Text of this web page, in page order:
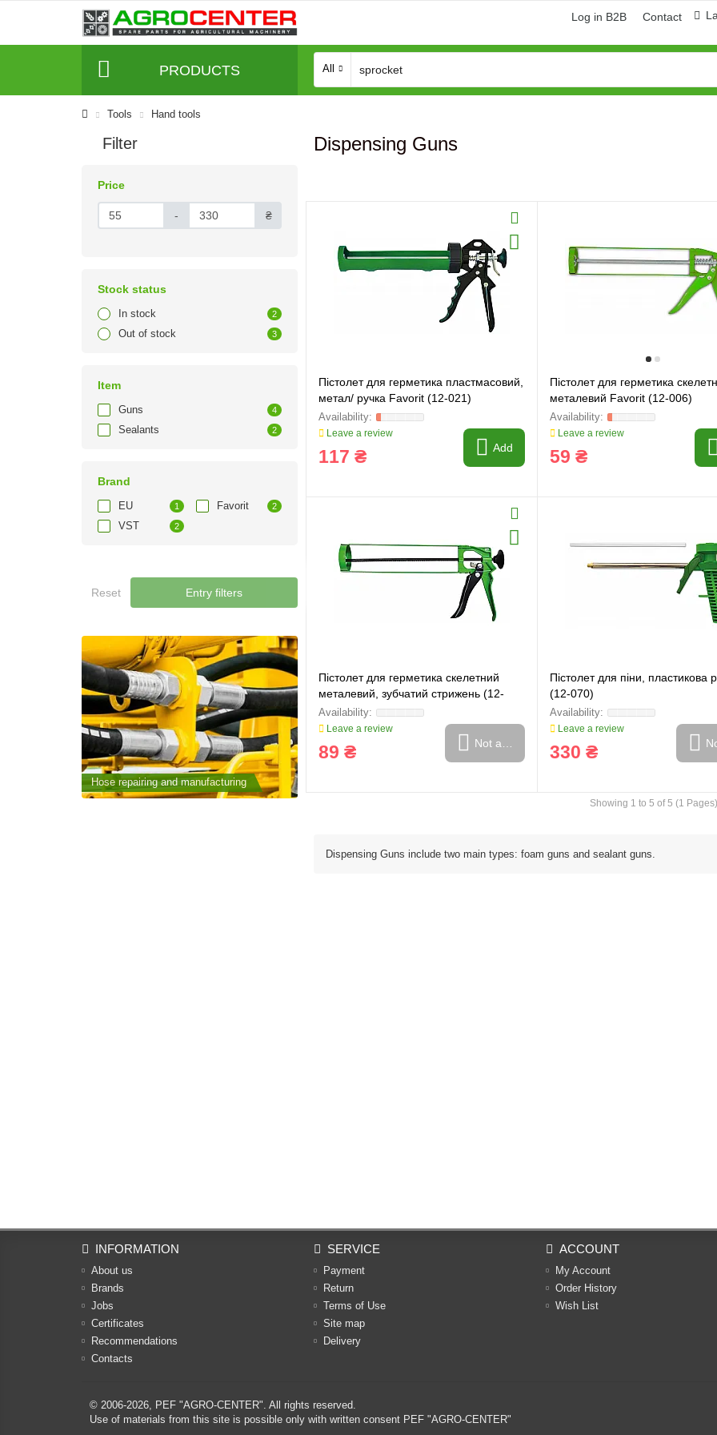
Log in B2B Contact
PRODUCTS All
Tools Hand tools
Filter
Price
- ₴
Stock status
In stock 2
Out of stock 3
Item
Guns 4
Sealants 2
Brand
EU 1 Favorit 2
VST 2
Reset Entry filters
Hose repairing and manufacturing
Dispensing Guns
Пістолет для герметика пластмасовий,
метал/ ручка Favorit (12-021)
Leave a review
117 ₴ Add
Пістолет для герметика
металевий Favorit (12-006)
Leave a review
59 ₴
Пістолет для герметика скелетний
металевий, зубчатий стрижень (12-
010)
Leave a review
89 ₴ Not available
Пістолет для піни, пластикова
(12-070)
Leave a review
330 ₴
Showing 1 to 5 of 5 (1 Pages)
Dispensing Guns include two main types: foam guns and sealant guns.
INFORMATION
About us
Brands
Jobs
Certificates
Recommendations
Contacts
SERVICE
Payment
Return
Terms of Use
Site map
Delivery
ACCOUNT
My Account
Order History
Wish List
© 2006-2026, PEF "AGRO-CENTER". All rights reserved.
Use of materials from this site is possible only with written consent PEF "AGRO-CENTER"